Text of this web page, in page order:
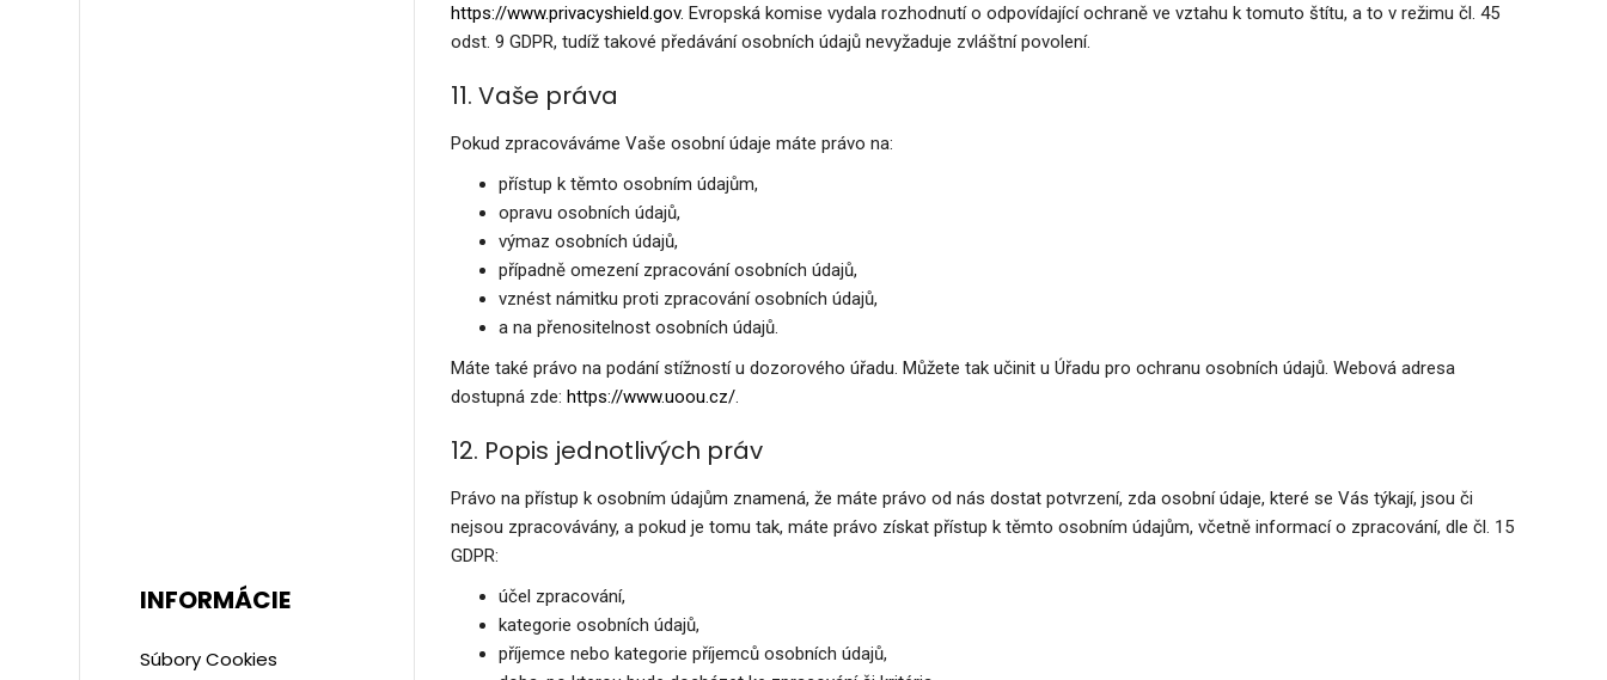
INFORMÁCIE
Súbory Cookies
https://www.privacyshield.gov. Evropská komise vydala rozhodnutí o odpovídající ochraně ve vztahu k tomuto štítu, a to v režimu čl. 45
odst. 9 GDPR, tudíž takové předávání osobních údajů nevyžaduje zvláštní povolení.
11. Vaše práva
Pokud zpracováváme Vaše osobní údaje máte právo na:
přístup k těmto osobním údajům,
opravu osobních údajů,
výmaz osobních údajů,
případně omezení zpracování osobních údajů,
vznést námitku proti zpracování osobních údajů,
a na přenositelnost osobních údajů.
Máte také právo na podání stížností u dozorového úřadu. Můžete tak učinit u Úřadu pro ochranu osobních údajů. Webová adresa
dostupná zde: https://www.uoou.cz/.
12. Popis jednotlivých práv
Právo na přístup k osobním údajům znamená, že máte právo od nás dostat potvrzení, zda osobní údaje, které se Vás týkají, jsou či
nejsou zpracovávány, a pokud je tomu tak, máte právo získat přístup k těmto osobním údajům, včetně informací o zpracování, dle čl. 15
GDPR:
účel zpracování,
kategorie osobních údajů,
příjemce nebo kategorie příjemců osobních údajů,